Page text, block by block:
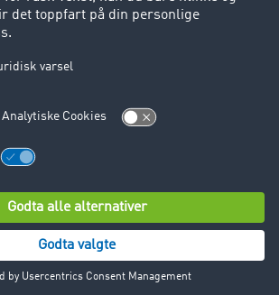
2026. Alle rettigheter forbeholdt.